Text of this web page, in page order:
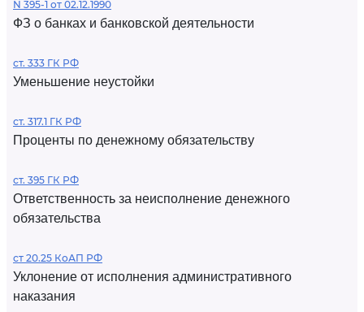
N 395-1 от 02.12.1990
ФЗ о банках и банковской деятельности
ст. 333 ГК РФ
Уменьшение неустойки
ст. 317.1 ГК РФ
Проценты по денежному обязательству
ст. 395 ГК РФ
Ответственность за неисполнение денежного
обязательства
ст 20.25 КоАП РФ
Уклонение от исполнения административного
наказания